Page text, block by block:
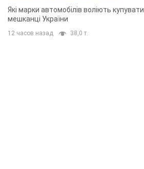
Які марки автомобілів воліють купувати
мешканці України
12 часов назад 38,0 т.